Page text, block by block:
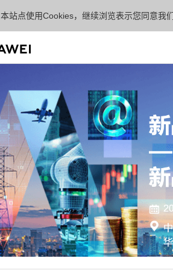
本站点使用Cookies，继续浏览表示您同意我